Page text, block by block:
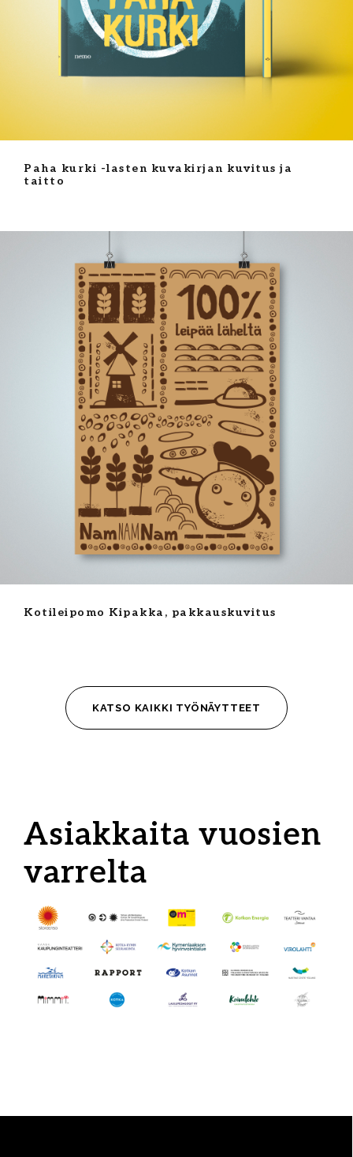
Paha kurki -lasten kuvakirjan kuvitus ja
taitto
Kotileipomo Kipakka, pakkauskuvitus
KATSO KAIKKI TYÖNÄYTTEET
Asiakkaita vuosien
varrelta